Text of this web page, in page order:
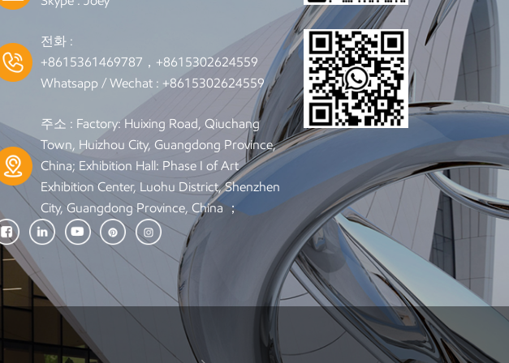
전화 :
+8615361469787，+8615302624559
Whatsapp / Wechat : +8615302624559
주소 : Factory: Huixing Road, Qiuchang
Town, Huizhou City, Guangdong Province,
China; Exhibition Hall: Phase I of Art
Exhibition Center, Luohu District, Shenzhen
City, Guangdong Province, China ；